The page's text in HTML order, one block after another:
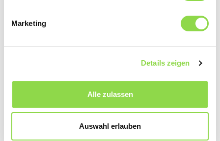
Marketing
Details zeigen
Alle zulassen
Auswahl erlauben
Un touch panel serve per comandare l’illuminazione in camera da letto, in bagno e in sala.